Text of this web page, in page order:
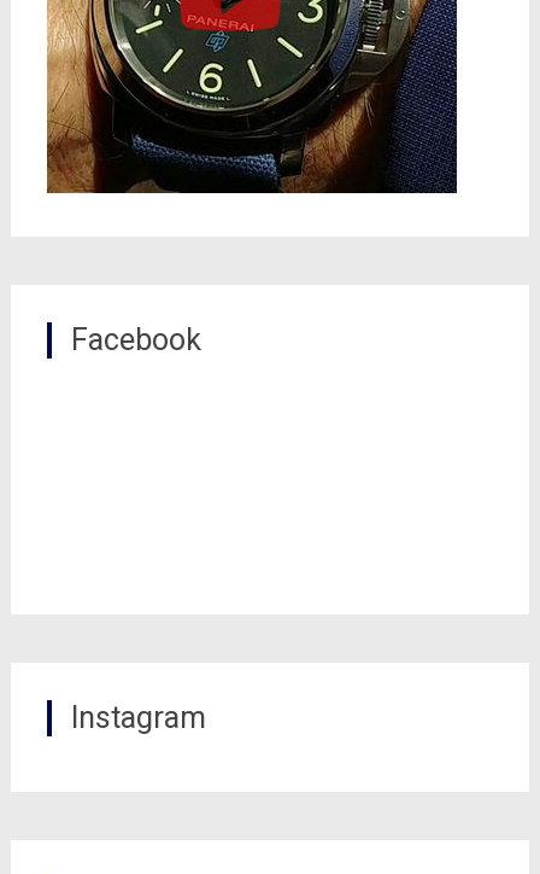
Facebook
Instagram